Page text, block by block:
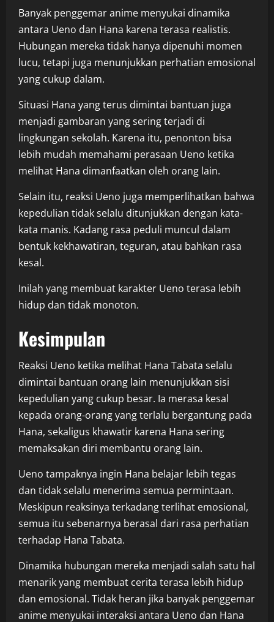
Banyak penggemar anime menyukai dinamika
antara Ueno dan Hana karena terasa realistis.
Hubungan mereka tidak hanya dipenuhi momen
lucu, tetapi juga menunjukkan perhatian emosional
yang cukup dalam.
Situasi Hana yang terus dimintai bantuan juga
menjadi gambaran yang sering terjadi di
lingkungan sekolah. Karena itu, penonton bisa
lebih mudah memahami perasaan Ueno ketika
melihat Hana dimanfaatkan oleh orang lain.
Selain itu, reaksi Ueno juga memperlihatkan bahwa
kepedulian tidak selalu ditunjukkan dengan kata-
kata manis. Kadang rasa peduli muncul dalam
bentuk kekhawatiran, teguran, atau bahkan rasa
kesal.
Inilah yang membuat karakter Ueno terasa lebih
hidup dan tidak monoton.
Kesimpulan
Reaksi Ueno ketika melihat Hana Tabata selalu
dimintai bantuan orang lain menunjukkan sisi
kepedulian yang cukup besar. Ia merasa kesal
kepada orang-orang yang terlalu bergantung pada
Hana, sekaligus khawatir karena Hana sering
memaksakan diri membantu orang lain.
Ueno tampaknya ingin Hana belajar lebih tegas
dan tidak selalu menerima semua permintaan.
Meskipun reaksinya terkadang terlihat emosional,
semua itu sebenarnya berasal dari rasa perhatian
terhadap Hana Tabata.
Dinamika hubungan mereka menjadi salah satu hal
menarik yang membuat cerita terasa lebih hidup
dan emosional. Tidak heran jika banyak penggemar
anime menyukai interaksi antara Ueno dan Hana